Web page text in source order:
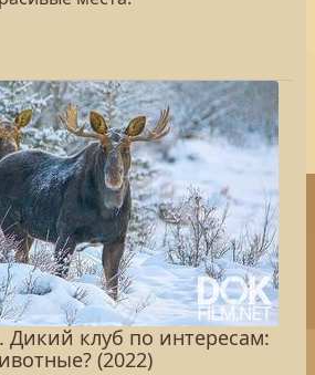
Дикий клуб по интересам:
(2022)